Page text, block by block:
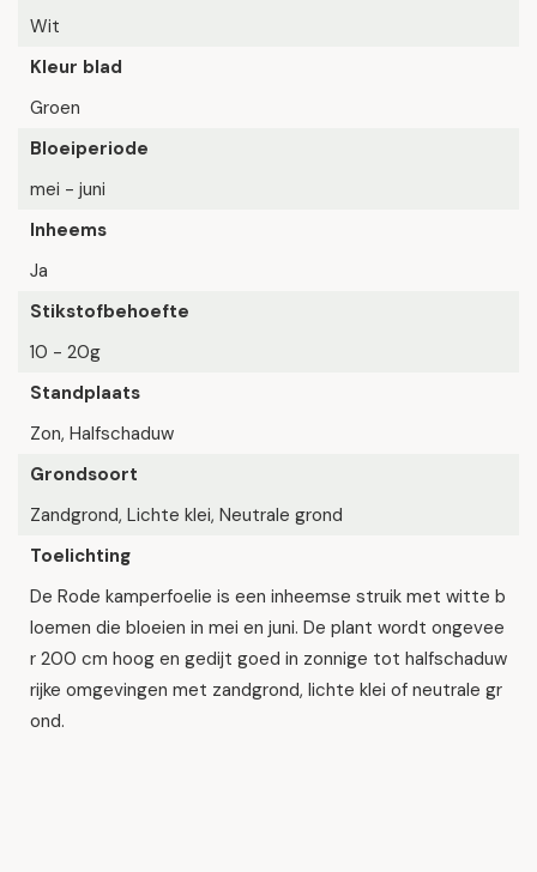
Wit
Kleur blad
Groen
Bloeiperiode
mei - juni
Inheems
Ja
Stikstofbehoefte
10 - 20g
Standplaats
Zon, Halfschaduw
Grondsoort
Zandgrond, Lichte klei, Neutrale grond
Toelichting
De Rode kamperfoelie is een inheemse struik met witte b
loemen die bloeien in mei en juni. De plant wordt ongevee
r 200 cm hoog en gedijt goed in zonnige tot halfschaduw
rijke omgevingen met zandgrond, lichte klei of neutrale gr
ond.